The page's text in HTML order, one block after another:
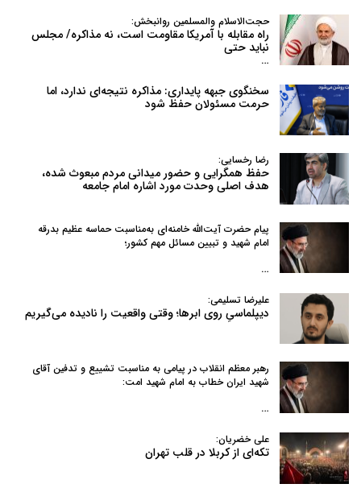
حجت‌الاسلام والمسلمین روانبخش:
راه مقابله با آمریکا مقاومت است، نه مذاکره/ مجلس
نباید حتی
…
سخنگوی جبهه پایداری: مذاکره نتیجه‌ای ندارد، اما
حرمت مسئولان حفظ شود
رضا رخسایی:
حفظ همگرایی و حضور میدانی مردم مبعوث شده،
هدف اصلی وحدت مورد اشاره امام جامعه
پیام حضرت آیت‌الله خامنه‌ای به‌مناسبت حماسه عظیم بدرقه
امام شهید و تبیین مسائل مهم کشور؛
…
علیرضا تسلیمی:
دیپلماسیِ روی ابرها؛ وقتی واقعیت را نادیده می‌گیریم
رهبر معظم انقلاب در پیامی به‌ مناسبت تشییع و تدفین آقای
شهید ایران خطاب به امام شهید امت:
…
علی خضریان:
تکه‌ای از کربلا در قلب تهران